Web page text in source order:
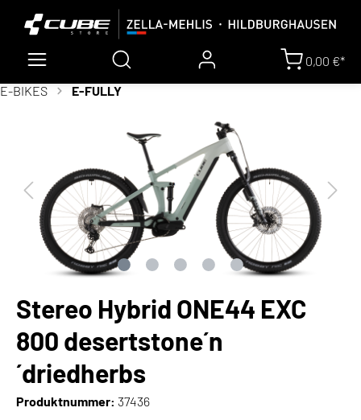
0,00 €*
E-BIKES
E-FULLY
Stereo Hybrid ONE44 EXC
800 desertstone´n
´driedherbs
Produktnummer: 37436